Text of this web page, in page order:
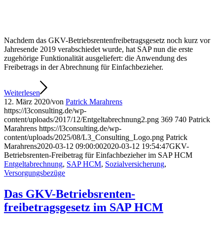
Nachdem das GKV-Betriebsrentenfreibetragsgesetz noch kurz vor
Jahresende 2019 verabschiedet wurde, hat SAP nun die erste
zugehörige Funktionalität ausgeliefert: die Anwendung des
Freibetrags in der Abrechnung für Einfachbezieher.
Weiterlesen
12. März 2020/von Patrick Marahrens
https://l3consulting.de/wp-
content/uploads/2017/12/Entgeltabrechnung2.png 369 740 Patrick
Marahrens https://l3consulting.de/wp-
content/uploads/2025/08/L3_Consulting_Logo.png Patrick
Marahrens2020-03-12 09:00:002020-03-12 19:54:47GKV-
Betriebsrenten-Freibetrag für Einfachbezieher im SAP HCM
Entgeltabrechnung, SAP HCM, Sozialversicherung,
Versorgungsbezüge
Das GKV-Betriebsrenten-
freibetragsgesetz im SAP HCM